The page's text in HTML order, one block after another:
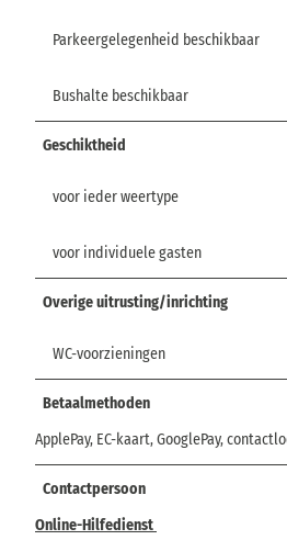
Parkeergelegenheid beschikbaar
Bushalte beschikbaar
Geschiktheid
voor ieder weertype
voor individuele gasten
Overige uitrusting/inrichting
WC-voorzieningen
Betaalmethoden
ApplePay, EC-kaart, GooglePay,
Contactpersoon
Online-Hilfedienst